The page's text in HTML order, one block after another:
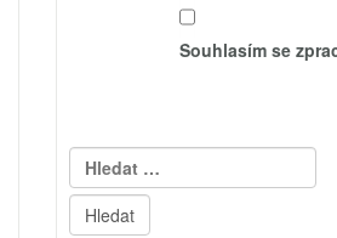
Souhlasím se
Vyhledávání